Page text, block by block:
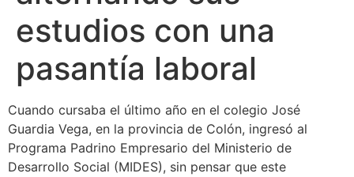
estudios con una
pasantía laboral
Cuando cursaba el último año en el colegio José
Guardia Vega, en la provincia de Colón, ingresó al
Programa Padrino Empresario del Ministerio de
Desarrollo Social (MIDES), sin pensar que este